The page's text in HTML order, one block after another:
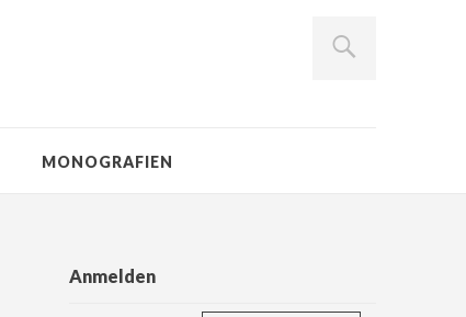
MONOGRAFIEN
Anmelden